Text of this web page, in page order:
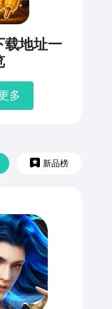
载地址一
多
新品榜